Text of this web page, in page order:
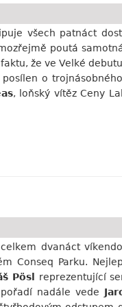
všech patnáct
poutá
že ve Velké
o
, loňský vítěz Ceny
dvanáct
Conseq Parku.
Pösl
reprezentující
nadále vede